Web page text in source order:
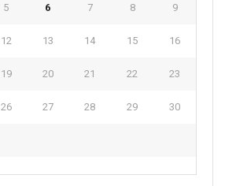
5 6 7 8 9
12 13 14 15 16
19 20 21 22 23
26 27 28 29 30